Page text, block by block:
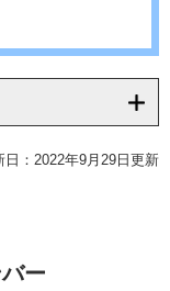
日：2022年9月29日更新
ー